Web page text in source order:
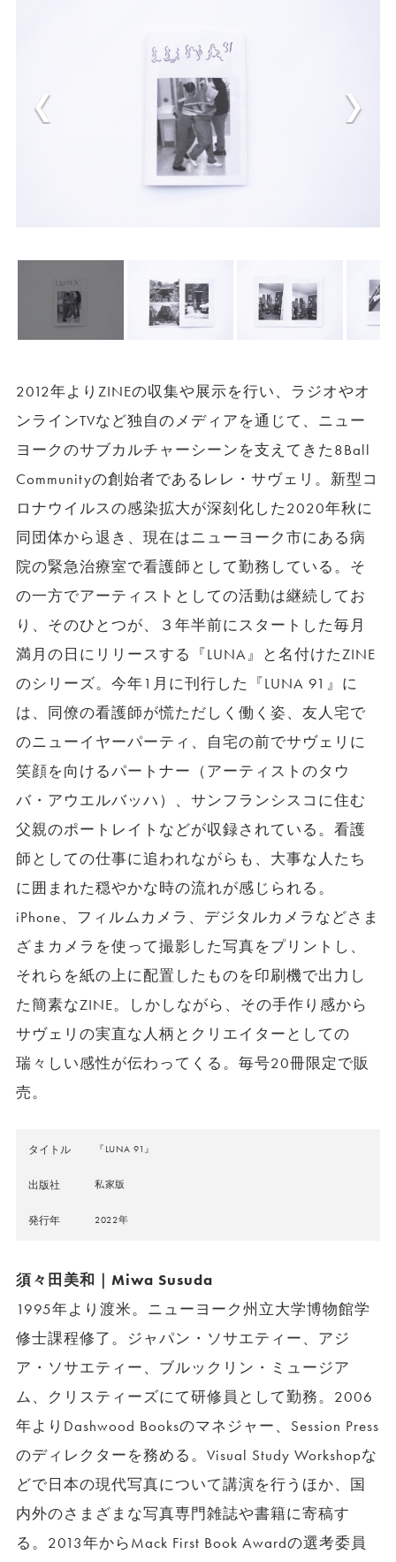
2012年よりZINEの収集や展示を行い、ラジオやオ
ンラインTVなど独自のメディアを通じて、ニュー
ヨークのサブカルチャーシーンを支えてきた8Ball
Communityの創始者であるレレ・サヴェリ。新型コ
ロナウイルスの感染拡大が深刻化した2020年秋に
同団体から退き、現在はニューヨーク市にある病
院の緊急治療室で看護師として勤務している。そ
の一方でアーティストとしての活動は継続してお
り、そのひとつが、３年半前にスタートした毎月
満月の日にリリースする『LUNA』と名付けたZINE
のシリーズ。今年1月に刊行した『LUNA 91』に
は、同僚の看護師が慌ただしく働く姿、友人宅で
のニューイヤーパーティ、自宅の前でサヴェリに
笑顔を向けるパートナー（アーティストのタウ
バ・アウエルバッハ）、サンフランシスコに住む
父親のポートレイトなどが収録されている。看護
師としての仕事に追われながらも、大事な人たち
に囲まれた穏やかな時の流れが感じられる。
iPhone、フィルムカメラ、デジタルカメラなどさま
ざまカメラを使って撮影した写真をプリントし、
それらを紙の上に配置したものを印刷機で出力し
た簡素なZINE。しかしながら、その手作り感から
サヴェリの実直な人柄とクリエイターとしての
瑞々しい感性が伝わってくる。毎号20冊限定で販
売。
タイトル 『LUNA 91』
出版社 私家版
発行年 2022年
須々田美和｜Miwa Susuda
1995年より渡米。ニューヨーク州立大学博物館学
修士課程修了。ジャパン・ソサエティー、アジ
ア・ソサエティー、ブルックリン・ミュージア
ム、クリスティーズにて研修員として勤務。2006
年よりDashwood Booksのマネジャー、Session Press
のディレクターを務める。Visual Study Workshopな
どで日本の現代写真について講演を行うほか、国
内外のさまざまな写真専門雑誌や書籍に寄稿す
る。2013年からMack First Book Awardの選考委員